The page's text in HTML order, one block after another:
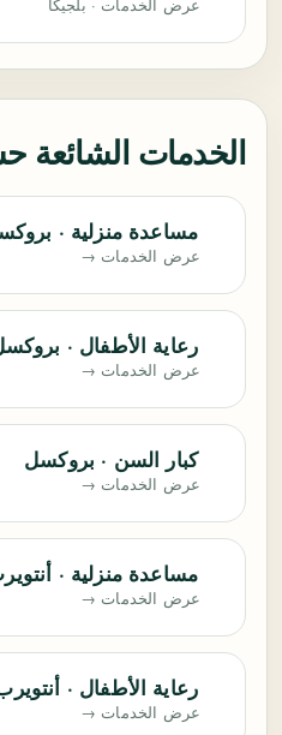
الخدمات الشائعة
مساعدة منزلية ·
عرض الخدمات →
رعاية الأطفال ·
عرض الخدمات →
كبار السن · بروكسل
عرض الخدمات →
مساعدة منزلية ·
عرض الخدمات →
رعاية الأطفال ·
عرض الخدمات →